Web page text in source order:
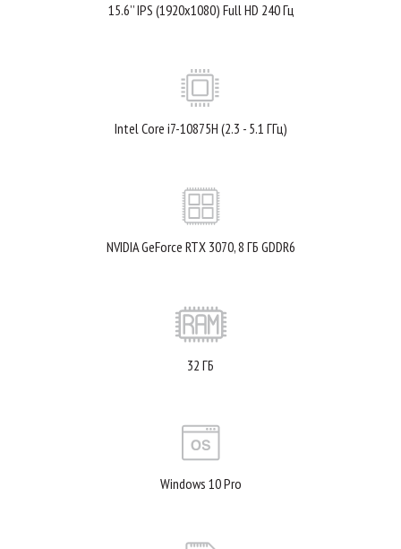
15.6’’ IPS (1920x1080) Full HD 240 Гц
Intel Core i7-10875H (2.3 - 5.1 ГГц)
NVIDIA GeForce RTX 3070, 8 ГБ GDDR6
32 ГБ
Windows 10 Pro